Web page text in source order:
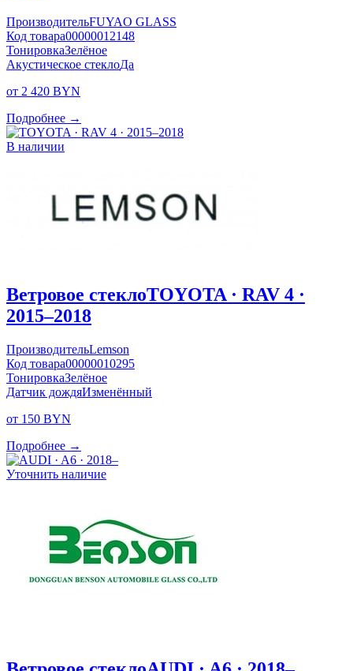
ПроизводительFUYAO GLASS
Код товара00000012148
ТонировкаЗелёное
Акустическое стеклоДа
от 2 420 BYN
Подробнее →
В наличии
Ветровое стеклоTOYOTA · RAV 4 ·
2015–2018
ПроизводительLemson
Код товара00000010295
ТонировкаЗелёное
Датчик дождяИзменённый
от 150 BYN
Подробнее →
Уточнить наличие